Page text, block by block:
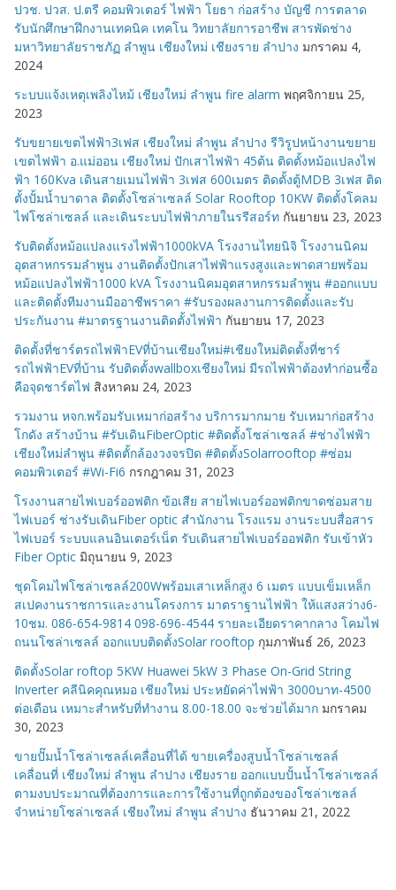
ปวช. ปวส. ป.ตรี คอมพิวเตอร์ ไฟฟ้า โยธา ก่อสร้าง บัญชี การตลาด
รับนักศึกษาฝึกงานเทคนิค เทคโน วิทยาลัยการอาชีพ สารพัดช่าง
มหาวิทยาลัยราชภัฏ ลำพูน เชียงใหม่ เชียงราย ลำปาง มกราคม 4,
2024
ระบบแจ้งเหตุเพลิงไหม้ เชียงใหม่ ลำพูน fire alarm พฤศจิกายน 25,
2023
รับขยายเขตไฟฟ้า3เฟส เชียงใหม่ ลำพูน ลำปาง รีวิรูปหน้างานขยาย
เขตไฟฟ้า อ.แม่ออน เชียงใหม่ ปักเสาไฟฟ้า 45ต้น ติดตั้งหม้อแปลงไฟ
ฟ้า 160Kva เดินสายเมนไฟฟ้า 3เฟส 600เมตร ติดตั้งตู้MDB 3เฟส ติด
ตั้งปั้มน้ำบาดาล ติดตั้งโซล่าเซลล์ Solar Rooftop 10KW ติดตั้งโคลม
ไฟโซล่าเซลล์ และเดินระบบไฟฟ้าภายในรรีสอร์ท กันยายน 23, 2023
รับติดตั้งหม้อแปลงแรงไฟฟ้า1000kVA โรงงานไทยนิจิ โรงงานนิคม
อุตสาหกรรมลำพูน งานติดตั้งปักเสาไฟฟ้าแรงสูงและพาดสายพร้อม
หม้อแปลงไฟฟ้า1000 kVA โรงงานนิคมอุตสาหกรรมลำพูน #ออกแบบ
และติดตั้งทีมงานมืออาชีพราคา #รับรองผลงานการติดตั้งและรับ
ประกันงาน #มาตรฐานงานติดตั้งไฟฟ้า กันยายน 17, 2023
ติดตั้งที่ชาร์ตรถไฟฟ้าEVที่บ้านเชียงใหม่#เชียงใหม่ติดตั้งที่ชาร์
รถไฟฟ้าEVที่บ้าน รับติดตั้งwallboxเชียงใหม่ มีรถไฟฟ้าต้องทำก่อนซื้อ
คือจุดชาร์ตไฟ สิงหาคม 24, 2023
รวมงาน หจก.พร้อมรับเหมาก่อสร้าง บริการมากมาย รับเหมาก่อสร้าง
โกดัง สร้างบ้าน #รับเดินFiberOptic #ติดตั้งโซล่าเซลล์ #ช่างไฟฟ้า
เชียงใหม่ลำพูน #ติดตั้กล้องวงจรปิด #ติดตั้งSolarrooftop #ซ่อม
คอมพิวเตอร์ #Wi-Fi6 กรกฎาคม 31, 2023
โรงงานสายไฟเบอร์ออฟติก ข้อเสีย สายไฟเบอร์ออฟติกขาดซ่อมสาย
ไฟเบอร์ ช่างรับเดินFiber optic สำนักงาน โรงแรม งานระบบสื่อสาร
ไฟเบอร์ ระบบแลนอินเตอร์เน็ต รับเดินสายไฟเบอร์ออฟติก รับเข้าหัว
Fiber Optic มิถุนายน 9, 2023
ชุดโคมไฟโซล่าเซลล์200Wพร้อมเสาเหล็กสูง 6 เมตร แบบเข็มเหล็ก
สเปคงานราชการและงานโครงการ มาตราฐานไฟฟ้า ให้แสงสว่าง6-
10ชม. 086-654-9814 098-696-4544 รายละเอียดราคากลาง โคมไฟ
ถนนโซล่าเซลล์ ออกแบบติดตั้งSolar rooftop กุมภาพันธ์ 26, 2023
ติดตั้งSolar roftop 5KW Huawei 5kW 3 Phase On-Grid String
Inverter คลีนิคคุณหมอ เชียงใหม่ ประหยัดค่าไฟฟ้า 3000บาท-4500
ต่อเดือน เหมาะสำหรับที่ทำงาน 8.00-18.00 จะช่วยได้มาก มกราคม
30, 2023
ขายปั๊มน้ำโซล่าเซลล์เคลื่อนที่ได้ ขายเครื่องสูบน้ำโซล่าเซลล์
เคลื่อนที่ เชียงใหม่ ลำพูน ลำปาง เชียงราย ออกแบบปั้นน้ำโซล่าเซลล์
ตามงบประมาณที่ต้องการและการใช้งานที่ถูกต้องของโซล่าเซลล์
จำหน่ายโซล่าเซลล์ เชียงใหม่ ลำพูน ลำปาง ธันวาคม 21, 2022